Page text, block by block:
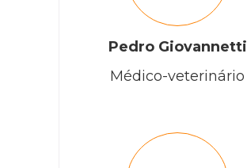
Pedro Giovannetti
Médico-veterinário